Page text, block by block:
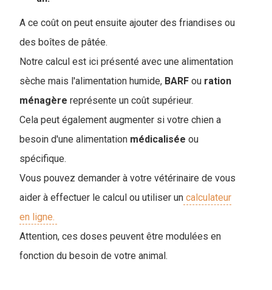
A ce coût on peut ensuite ajouter des friandises ou
des boîtes de pâtée.
Notre calcul est ici présenté avec une alimentation
sèche mais l'alimentation humide, BARF ou ration
ménagère représente un coût supérieur.
Cela peut également augmenter si votre chien a
besoin d'une alimentation médicalisée ou
spécifique.
Vous pouvez demander à votre vétérinaire de vous
aider à effectuer le calcul ou utiliser un calculateur
en ligne.
Attention, ces doses peuvent être modulées en
fonction du besoin de votre animal.